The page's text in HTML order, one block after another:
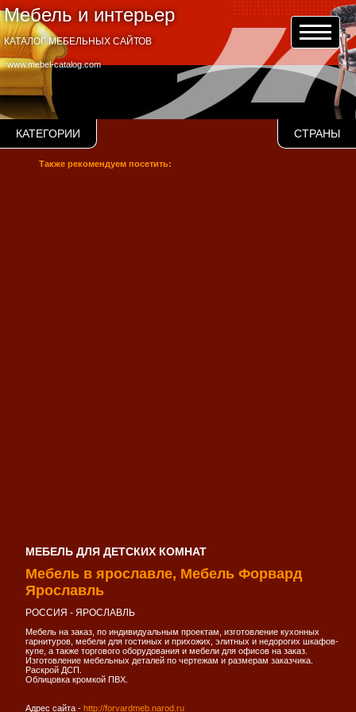
Мебель и интерьер
www.mebel-catalog.com
КАТАЛОГ МЕБЕЛЬНЫХ САЙТОВ
КАТЕГОРИИ СТРАНЫ
Также рекомендуем посетить:
МЕБЕЛЬ ДЛЯ ДЕТСКИХ КОМНАТ
Мебель в ярославле, Мебель Форвард
Ярославль
РОССИЯ - ЯРОСЛAВЛЬ
Мебель на заказ, по индивидуальным проектам, изготовление кухонных
гарнитуров, мебели для гостиных и прихожих, элитных и недорогих шкафов-
купе, а также торгового оборудования и мебели для офисов на заказ.
Изготовление мебельных деталей по чертежам и размерам заказчика.
Раскрой ДСП.
Облицовка кромкой ПВХ.
Адрес сайта - http://forvardmeb.narod.ru